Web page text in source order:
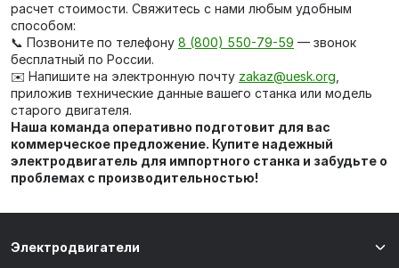
расчет стоимости. Свяжитесь с нами любым удобным
способом:
📞 Позвоните по телефону 8 (800) 550-79-59 — звонок
бесплатный по России.
✉️ Напишите на электронную почту zakaz@uesk.org
приложив технические данные вашего станка или модель
старого двигателя.
Наша команда оперативно подготовит для вас
коммерческое предложение. Купите надежный
электродвигатель для импортного станка и забудьте о
проблемах с производительностью!
Электродвигатели